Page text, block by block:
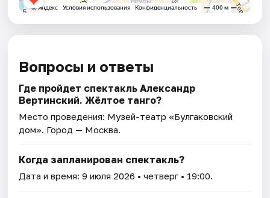
Вопросы и ответы
Где пройдет спектакль Александр
Вертинский. Жёлтое танго?
Место проведения: Музей-театр «Булгаковский
дом». Город — Москва.
Когда запланирован спектакль?
Дата и время:9 июля 2026 • четверг • 19:00.